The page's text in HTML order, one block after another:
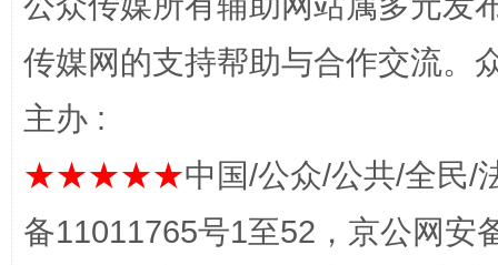
这是一记警钟！ 谢
传媒网的支持帮助与合作交流。
主办 :
★★★★★中国/公众/公共/全民/
备11011765号1至52，京公网安